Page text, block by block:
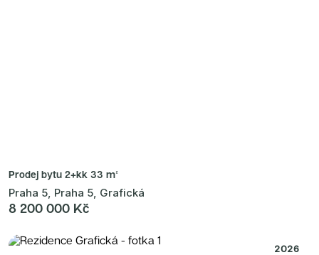
Prodej bytu 2+kk 33 m²
Praha 5, Praha 5, Grafická
8 200 000 Kč
2026